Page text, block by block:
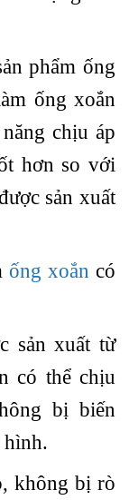
phẩm ống
ống xoắn
chịu áp
hơn so với
sản xuất
ống xoắn có
sản xuất từ
có thể chịu
bị biến
không bị rò